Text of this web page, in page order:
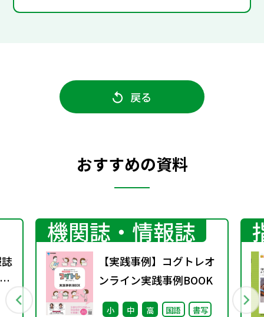
戻る
おすすめの資料
機関誌・情報誌
【実践事例】コグトレオ
ンライン実践事例BOOK
小 中 高 国語
書写